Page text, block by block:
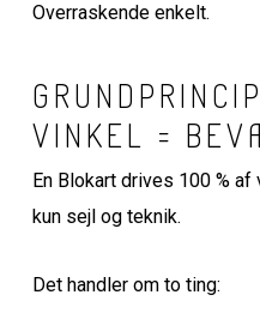
Overraskende enkelt.
VINKEL =
En Blokart drives 100 %
kun sejl og teknik.
Det handler om to ting: